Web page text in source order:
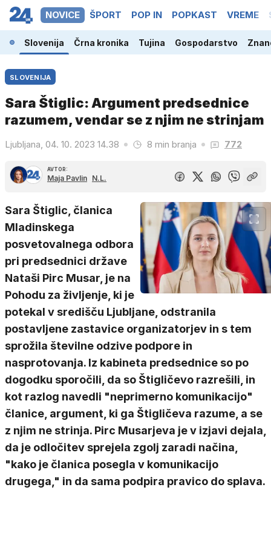
NOVICE ŠPORT POP IN POPKAST VREME
Slovenija Črna kronika Tujina Gospodarstvo
SLOVENIJA
Sara Štiglic: Argument predsednice
razumem, vendar se z njim ne strinjam
Ljubljana, 04. 10. 2023 14.38 8 min branja 772
AVTOR:
Maja Pavlin N.L.
Sara Štiglic, članica
Mladinskega
posvetovalnega odbora
pri predsednici države
Nataši Pirc Musar, je na
Pohodu za življenje, ki je
potekal v središču Ljubljane, odstranila
postavljene zastavice organizatorjev in s tem
sprožila številne odzive podpore in
nasprotovanja. Iz kabineta predsednice so po
dogodku sporočili, da so Štigličevo razrešili, in
kot razlog navedli "neprimerno komunikacijo"
članice, argument, ki ga Štigličeva razume, a se
z njim ne strinja. Pirc Musarjeva je v izjavi dejala,
da je odločitev sprejela zgolj zaradi načina,
"kako je članica posegla v komunikacijo
drugega," in da sama podpira pravico do splava.